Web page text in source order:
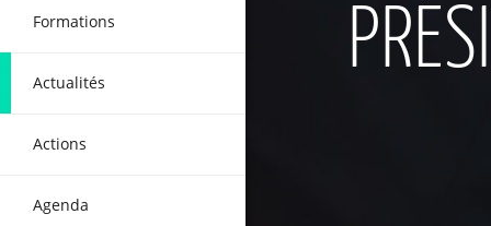
Formations
Actualités
Actions
Agenda